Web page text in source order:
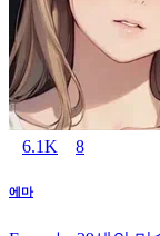
6.1K 8
에마